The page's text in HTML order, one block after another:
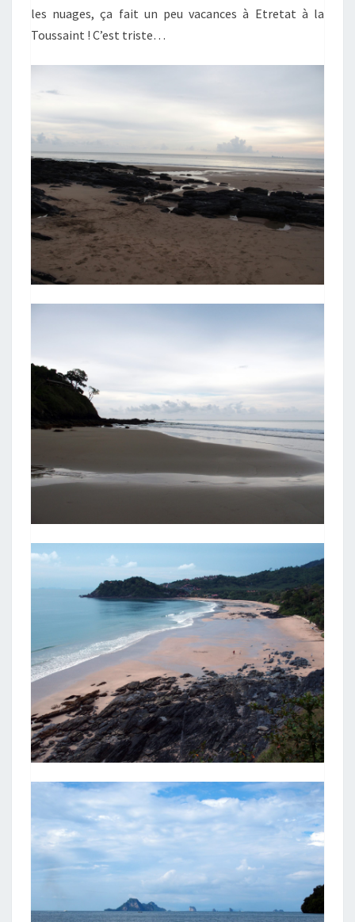
les nuages, ça fait un peu vacances à Etretat à la
Toussaint ! C’est triste…